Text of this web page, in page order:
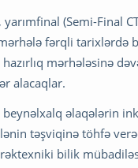
(Semi-Final
fərqli tarixlərdə
mərhələsinə
alacaqlar.
əlaqələrin
təşviqinə töhfə
bilik